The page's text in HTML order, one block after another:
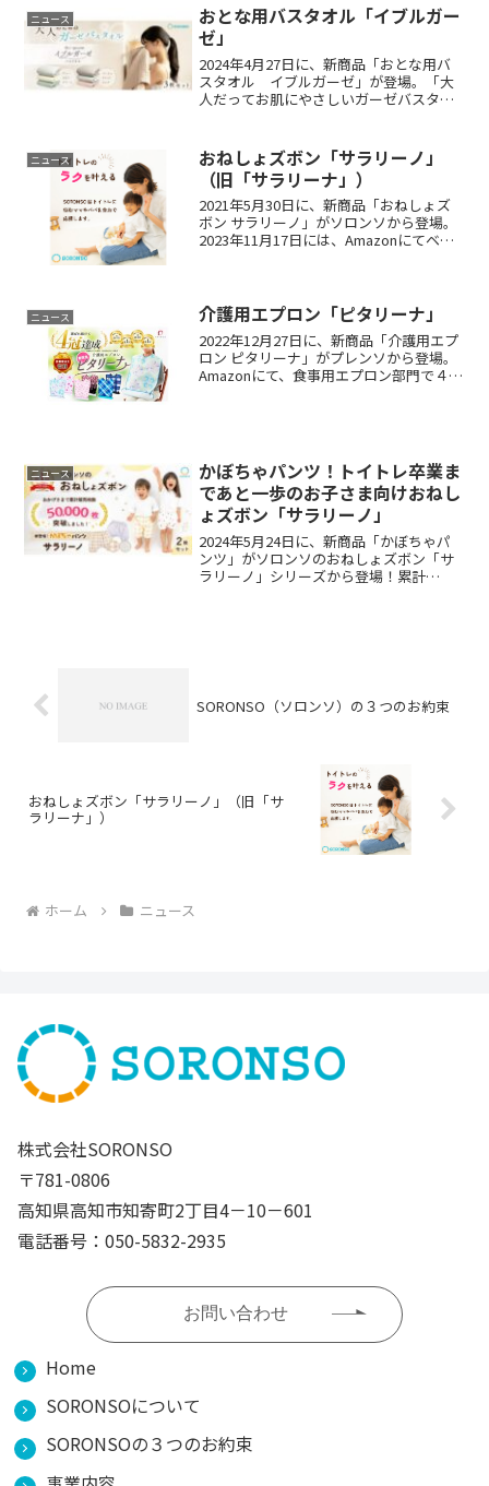
然と進みます。
ニュース
おとな用バスタオル「イブルガー
ゼ」
2024年4月27日に、新商品「おとな用バ
スタオル イブルガーゼ」が登場。「大
人だってお肌にやさしいガーゼバスタオ
まれました。心ほぐれる６重ガーゼの柔
らかさを、おとなも体験したいですよ
ね。一般的なタオルと比較して1.5倍もの
吸水力を誇るから、敏感肌の方でも安心
してお使いいただけます。
ニュース
おねしょズボン「サラリーノ」
（旧「サラリーナ」）
2021年5月30日に、新商品「おねしょズ
ボン サラリーノ」がソロンソから登場。
2023年11月17日には、Amazonにてベス
ニュース 介護用エプロン「ピタリーナ」
2022年12月27日に、新商品「介護用エプ
ロン ピタリーナ」がプレンソから登場。
Amazonにて、食事用エプロン部門で４冠
ニュース
かぼちゃパンツ！トイトレ卒業ま
であと一歩のお子さま向けおねし
ょズボン「サラリーノ」
2024年5月24日に、新商品「かぼちゃパ
ンツ」がソロンソのおねしょズボン「サ
ラリーノ」シリーズから登場！累計
SORONSO（ソロンソ）の３つのお約束
おねしょズボン「サラリーノ」（旧「サ
ラリーナ」）
ホーム ニュース
株式会社SORONSO
〒781-0806
高知県高知市知寄町2丁目4－10－601
電話番号：050-5832-2935
お問い合わせ
Home
SORONSOについて
SORONSOの３つのお約束